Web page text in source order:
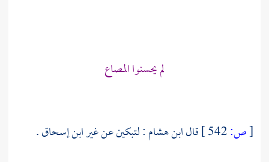
لم يحسنوا المصاع
[ص: قالابن هشام: لتبكين عن غيرابن إسحاق.